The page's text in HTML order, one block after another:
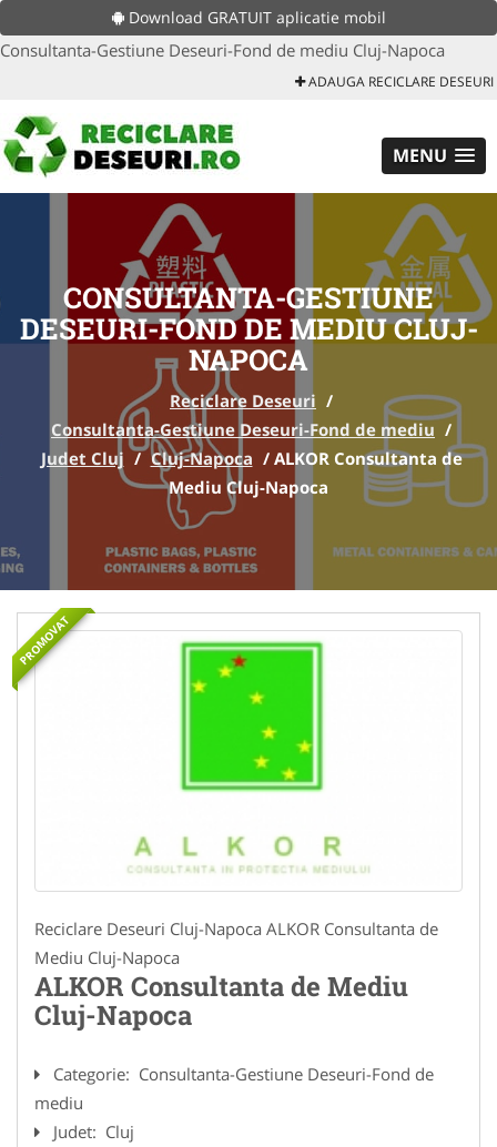
Download GRATUIT aplicatie mobil
Consultanta-Gestiune Deseuri-Fond de mediu Cluj-Napoca
ADAUGA RECICLARE DESEURI
MENU
CONSULTANTA-GESTIUNE
DESEURI-FOND DE MEDIU CLUJ-
NAPOCA
Reciclare Deseuri /
Consultanta-Gestiune Deseuri-Fond de mediu /
Judet Cluj / Cluj-Napoca / ALKOR Consultanta de
Mediu Cluj-Napoca
PROMOVAT
Reciclare Deseuri Cluj-Napoca ALKOR Consultanta de
Mediu Cluj-Napoca
ALKOR Consultanta de Mediu
Cluj-Napoca
Categorie: Consultanta-Gestiune Deseuri-Fond de
mediu
Judet: Cluj